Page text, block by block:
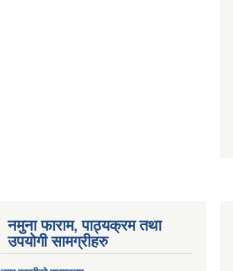
नमुना फाराम, पाठ्यक्रम तथा
उपयोगी सामग्रीहरु